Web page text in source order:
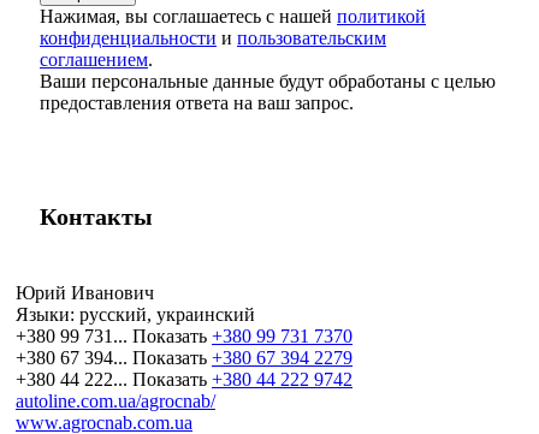
Нажимая, вы соглашаетесь с нашей политикой
конфиденциальности и пользовательским
соглашением.
Ваши персональные данные будут обработаны с целью
предоставления ответа на ваш запрос.
Контакты
Юрий Иванович
Языки: русский, украинский
+380 99 731... Показать +380 99 731 7370
+380 67 394... Показать +380 67 394 2279
+380 44 222... Показать +380 44 222 9742
autoline.com.ua/agrocnab/
www.agrocnab.com.ua